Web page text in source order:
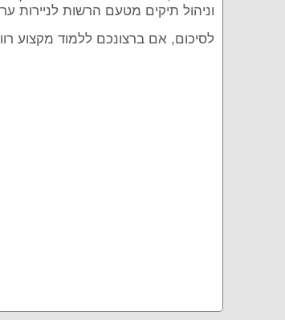
וניהול תיקים מטעם הרשות לניירות
לסיכום, אם ברצונכם ללמוד מקצוע